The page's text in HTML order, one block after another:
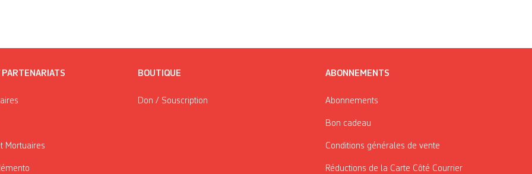
Mortuaires
BOUTIQUE
Don / Souscription
ABONNEMENTS
Abonnements
Bon cadeau
Conditions générales de vente
Réductions de la Carte Côté Courrier